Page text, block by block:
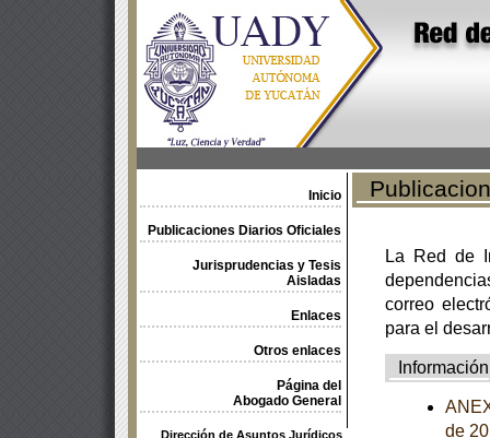
Inicio
Publicaciones Diarios Oficiales
Jurisprudencias y Tesis
Aisladas
Enlaces
Otros enlaces
Página del
Abogado General
Dirección de Asuntos Jurídicos
La Red de
correo
para el
Información
de